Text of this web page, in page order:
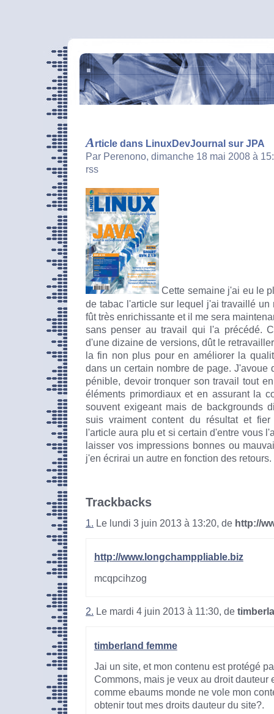
Article dans LinuxDevJournal sur JPA
Par Perenono, dimanche 18 mai 2008 à
rss
Cette semaine j'ai eu le
de tabac l'article sur lequel j'ai travaillé un
fût très enrichissante et il me sera
sans penser au travail qui l'a précédé.
d'une dizaine de versions, dût le
la fin non plus pour en améliorer la
dans un certain nombre de page. J'avoue
pénible, devoir tronquer son travail tout
éléments primordiaux et en assurant la
souvent exigeant mais de backgrounds
suis vraiment content du résultat et
l'article aura plu et si certain d'entre vous
laisser vos impressions bonnes ou
j'en écrirai un autre en fonction des retours.
Trackbacks
1. Le lundi 3 juin 2013 à 13:20, de http://
http://www.longchamppliable.biz
mcqpcihzog
2. Le mardi 4 juin 2013 à 11:30, de
timberland femme
Jai un site, et mon contenu est protégé
Commons, mais je veux au droit dauteur
comme ebaums monde ne vole mon
obtenir tout mes droits dauteur du site?.